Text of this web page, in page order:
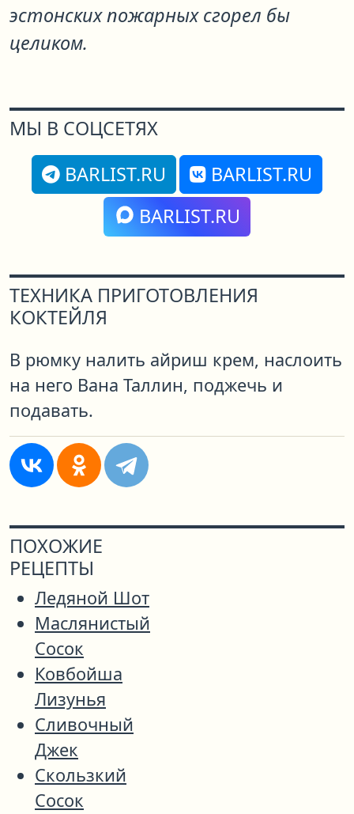
эстонских пожарных сгорел бы
целиком.
МЫ В СОЦСЕТЯХ
BARLIST.RU
BARLIST.RU
BARLIST.RU
ТЕХНИКА ПРИГОТОВЛЕНИЯ
КОКТЕЙЛЯ
В рюмку налить айриш крем, наслоить
на него Вана Таллин, поджечь и
подавать.
ПОХОЖИЕ
РЕЦЕПТЫ
Ледяной Шот
Маслянистый
Сосок
Ковбойша
Лизунья
Сливочный
Джек
Скользкий
Сосок